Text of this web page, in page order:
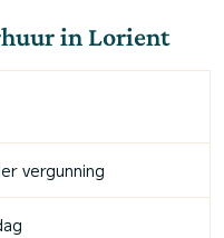
in Lorient
vergunning